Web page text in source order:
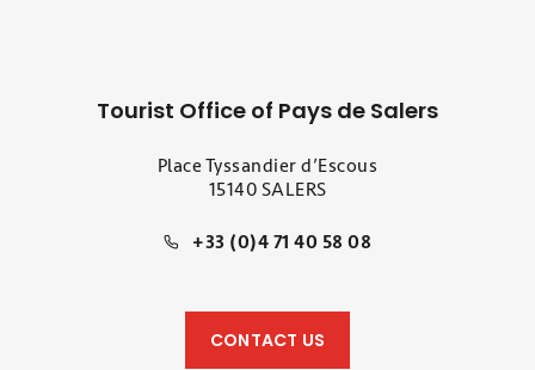
Tourist Office of Pays de Salers
Place Tyssandier d’Escous
15140 SALERS
+33 (0)4 71 40 58 08
CONTACT US